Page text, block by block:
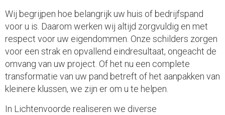
Wij begrijpen hoe belangrijk uw huis of bedrijfspand
voor u is. Daarom werken wij altijd zorgvuldig en met
respect voor uw eigendommen. Onze schilders zorgen
voor een strak en opvallend eindresultaat, ongeacht de
omvang van uw project. Of het nu een complete
transformatie van uw pand betreft of het aanpakken van
kleinere klussen, we zijn er om u te helpen.
In Lichtenvoorde realiseren we diverse